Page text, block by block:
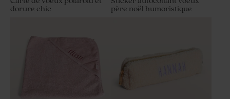
dorure chic
père noël humoristique